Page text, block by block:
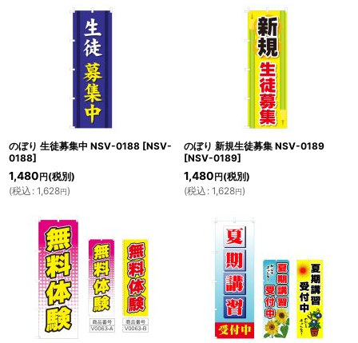
のぼり 生徒募集中 NSV-0188 [NSV-
0188]
1,480 円 (税別)
(税込 : 1,628円)
のぼり 新規生徒募集 NSV-0189
[NSV-0189]
1,480 円 (税別)
(税込 : 1,628円)